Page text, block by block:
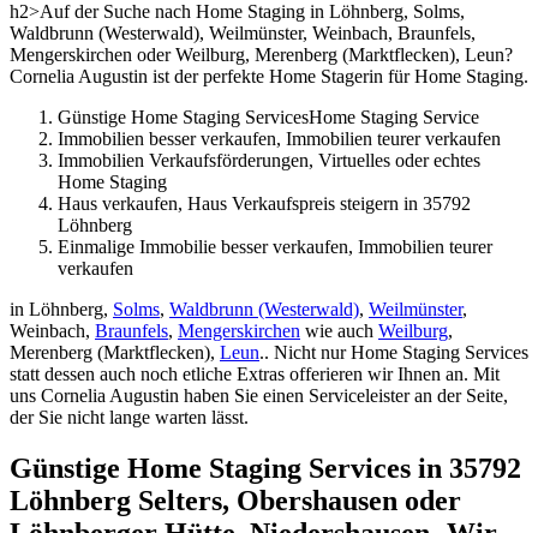
h2>Auf der Suche nach Home Staging in Löhnberg, Solms,
Waldbrunn (Westerwald), Weilmünster, Weinbach, Braunfels,
Mengerskirchen oder Weilburg, Merenberg (Marktflecken), Leun?
Cornelia Augustin ist der perfekte Home Stagerin für Home Staging.
Günstige Home Staging ServicesHome Staging Service
Immobilien besser verkaufen, Immobilien teurer verkaufen
Immobilien Verkaufsförderungen, Virtuelles oder echtes
Home Staging
Haus verkaufen, Haus Verkaufspreis steigern in 35792
Löhnberg
Einmalige Immobilie besser verkaufen, Immobilien teurer
verkaufen
in Löhnberg, Solms, Waldbrunn (Westerwald), Weilmünster,
Weinbach, Braunfels, Mengerskirchen wie auch Weilburg,
Merenberg (Marktflecken), Leun.. Nicht nur Home Staging Services
statt dessen auch noch etliche Extras offerieren wir Ihnen an. Mit
uns Cornelia Augustin haben Sie einen Serviceleister an der Seite,
der Sie nicht lange warten lässt.
Günstige Home Staging Services in 35792
Löhnberg Selters, Obershausen oder